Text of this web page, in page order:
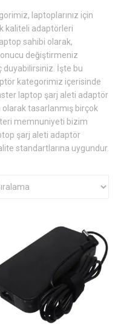
laptoplarınız için
kaliteli adaptörleri
sahibi olarak,
değiştirmeniz
duyabilirsiniz. İşte bu
kategorimiz içerisinde
laptop şarj aleti adaptör
tasarlanmış birçok
memnuniyeti bizim
şarj aleti adaptör
standartlarına uygundur.